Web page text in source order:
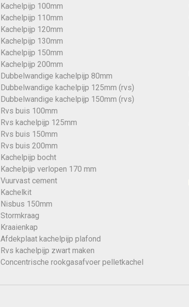
Kachelpijp 100mm
Kachelpijp 110mm
Kachelpijp 120mm
Kachelpijp 130mm
Kachelpijp 150mm
Kachelpijp 200mm
Dubbelwandige kachelpijp 80mm
Dubbelwandige kachelpijp 125mm (rvs)
Dubbelwandige kachelpijp 150mm (rvs)
Rvs buis 100mm
Rvs kachelpijp 125mm
Rvs buis 150mm
Rvs buis 200mm
Kachelpijp bocht
Kachelpijp verlopen 170 mm
Vuurvast cement
Kachelkit
Nisbus 150mm
Stormkraag
Kraaienkap
Afdekplaat kachelpijp plafond
Rvs kachelpijp zwart maken
Concentrische rookgasafvoer pelletkachel